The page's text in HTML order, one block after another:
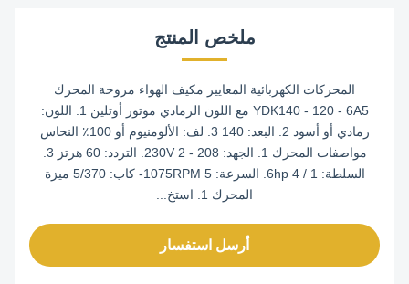
ملخص المنتج
المحركات الكهربائية المعايير مكيف الهواء مروحة المحرك
YDK140 - 120 - 6A5 مع اللون الرمادي موتور أوتلين 1. اللون:
رمادي أو أسود 2. البعد: 140 3. لف: الألومنيوم أو 100٪ النحاس
مواصفات المحرك 1. الجهد: 208 - 230V 2. التردد: 60 هرتز 3.
السلطة: 1 / 6hp 4. السرعة: 1075RPM 5- كاب: 5/370 ميزة
المحرك 1. استخ...
أرسل استفسار